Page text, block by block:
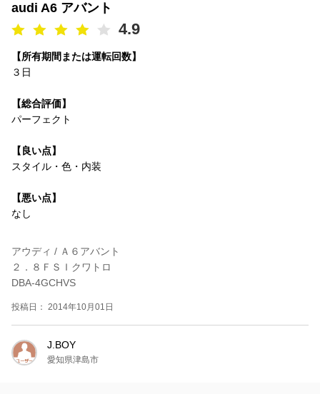
audi A6 アバント
4.9
【所有期間または運転回数】
３日
【総合評価】
パーフェクト
【良い点】
スタイル・色・内装
【悪い点】
なし
アウディ / Ａ６アバント
２．８ＦＳＩクワトロ
DBA-4GCHVS
投稿日： 2014年10月01日
J.BOY
愛知県津島市